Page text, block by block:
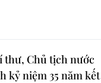
thư, Chủ tịch nước
kỷ niệm 35 năm kết